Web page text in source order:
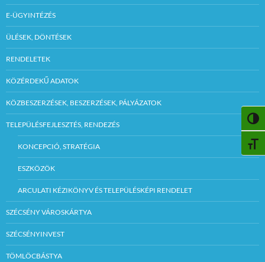
E-ÜGYINTÉZÉS
ÜLÉSEK, DÖNTÉSEK
RENDELETEK
KÖZÉRDEKŰ ADATOK
KÖZBESZERZÉSEK, BESZERZÉSEK, PÁLYÁZATOK
TELEPÜLÉSFEJLESZTÉS, RENDEZÉS
KONCEPCIÓ, STRATÉGIA
ESZKÖZÖK
ARCULATI KÉZIKÖNYV ÉS TELEPÜLÉSKÉPI RENDELET
SZÉCSÉNY VÁROSKÁRTYA
SZÉCSÉNYINVEST
TÖMLÖCBÁSTYA